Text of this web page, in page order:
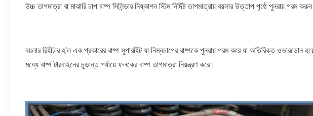
উচ্চ তাপমাত্রা বা মাঝারি চাপ বাষ্প সিলিন্ডার নিষ্কাশন স্টিম নির্দিষ্ট তাপমাত্রায় বয়লার উত্তাপ পৃষ্ঠে পুনরায় গরম
বয়লার রিহীটার হ'ল এক প্রকারের বাষ্প সুপারহিট যা নিম্নচাপের বাষ্পকে পুনরায় গরম করে যা অতিরিক্ত ওভারডোন
মধ্যে বাষ্প টারবাইনের চূড়ান্ত পর্যায়ে ফলকের বাষ্প তাপমাত্রা নিয়ন্ত্রণ করে।